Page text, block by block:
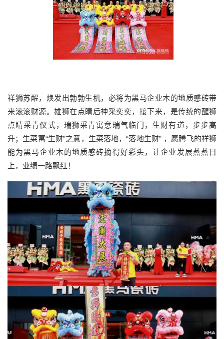
祥狮苏醒，焕发出勃勃生机，必将为黑马企业木的地质感砖带
来滚滚财源。雄狮在点睛后神采奕奕，接下来，是传统的醒狮
点睛采青仪式，瑞狮采青寓意瑞气临门，生财有道，步步高
升；生菜寓“生财”之意，生菜落地，“落地生财” ，愿腾飞的祥狮
能为黑马企业木的地质感砖摘得好彩头，让企业发展蒸蒸日
上，业绩一路飘红！